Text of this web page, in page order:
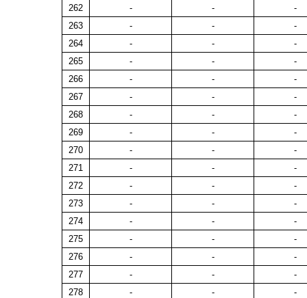
262
- -
-
263
- -
-
264
- -
-
265
- -
-
266
- -
-
267
- -
-
268
- -
-
269
- -
-
270
- -
-
271
- -
-
272
- -
-
273
- -
-
274
- -
-
275
- -
-
276
- -
-
277
- -
-
278
- -
-